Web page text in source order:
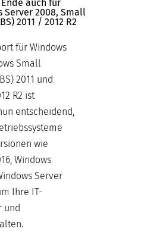
auch für
Server 2008, Small
2011 / 2012 R2
für Windows
Small
2011 und
R2 ist
entscheidend,
wie
Windows
Server
Ihre IT-
und